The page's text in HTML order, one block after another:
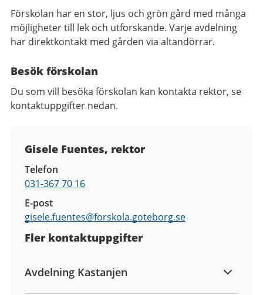
Förskolan har en stor, ljus och grön gård med många
möjligheter till lek och utforskande. Varje avdelning
har direktkontakt med gården via altandörrar.
Besök förskolan
Du som vill besöka förskolan kan kontakta rektor, se
kontaktuppgifter nedan.
Gisele Fuentes, rektor
Telefon
031-367 70 16
E-post
gisele.fuentes@forskola.goteborg.se
Fler kontaktuppgifter
Avdelning Kastanjen